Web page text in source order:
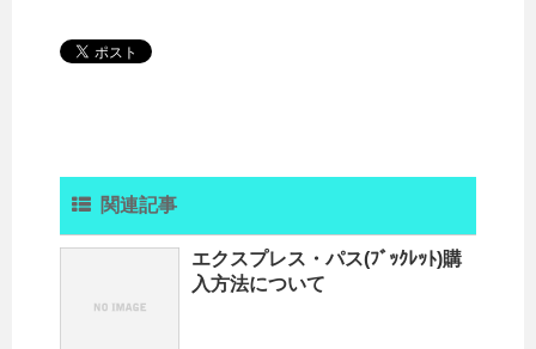
関連記事
エクスプレス・パス(ﾌﾞｯｸﾚｯﾄ)購
入方法について